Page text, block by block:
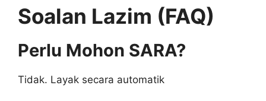
Soalan Lazim (FAQ)
Perlu Mohon SARA?
Tidak. Layak secara automatik